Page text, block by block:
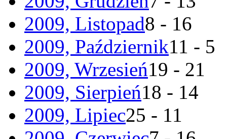
2009, Listopad8 - 16
2009, Październik11 - 5
2009, Wrzesień19 - 21
2009, Sierpień18 - 14
2009, Lipiec25 - 11